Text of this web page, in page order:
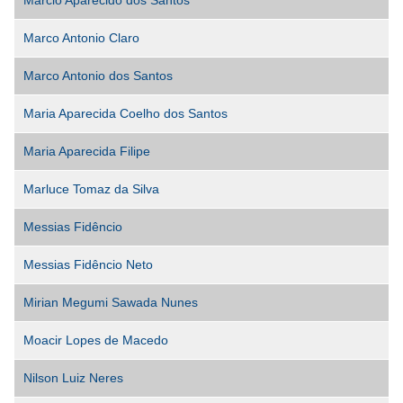
Marco Antonio Claro
Marco Antonio dos Santos
Maria Aparecida Coelho dos Santos
Maria Aparecida Filipe
Marluce Tomaz da Silva
Messias Fidêncio
Messias Fidêncio Neto
Mirian Megumi Sawada Nunes
Moacir Lopes de Macedo
Nilson Luiz Neres